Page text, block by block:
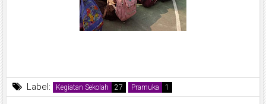
Label: Kegiatan Sekolah Pramuka